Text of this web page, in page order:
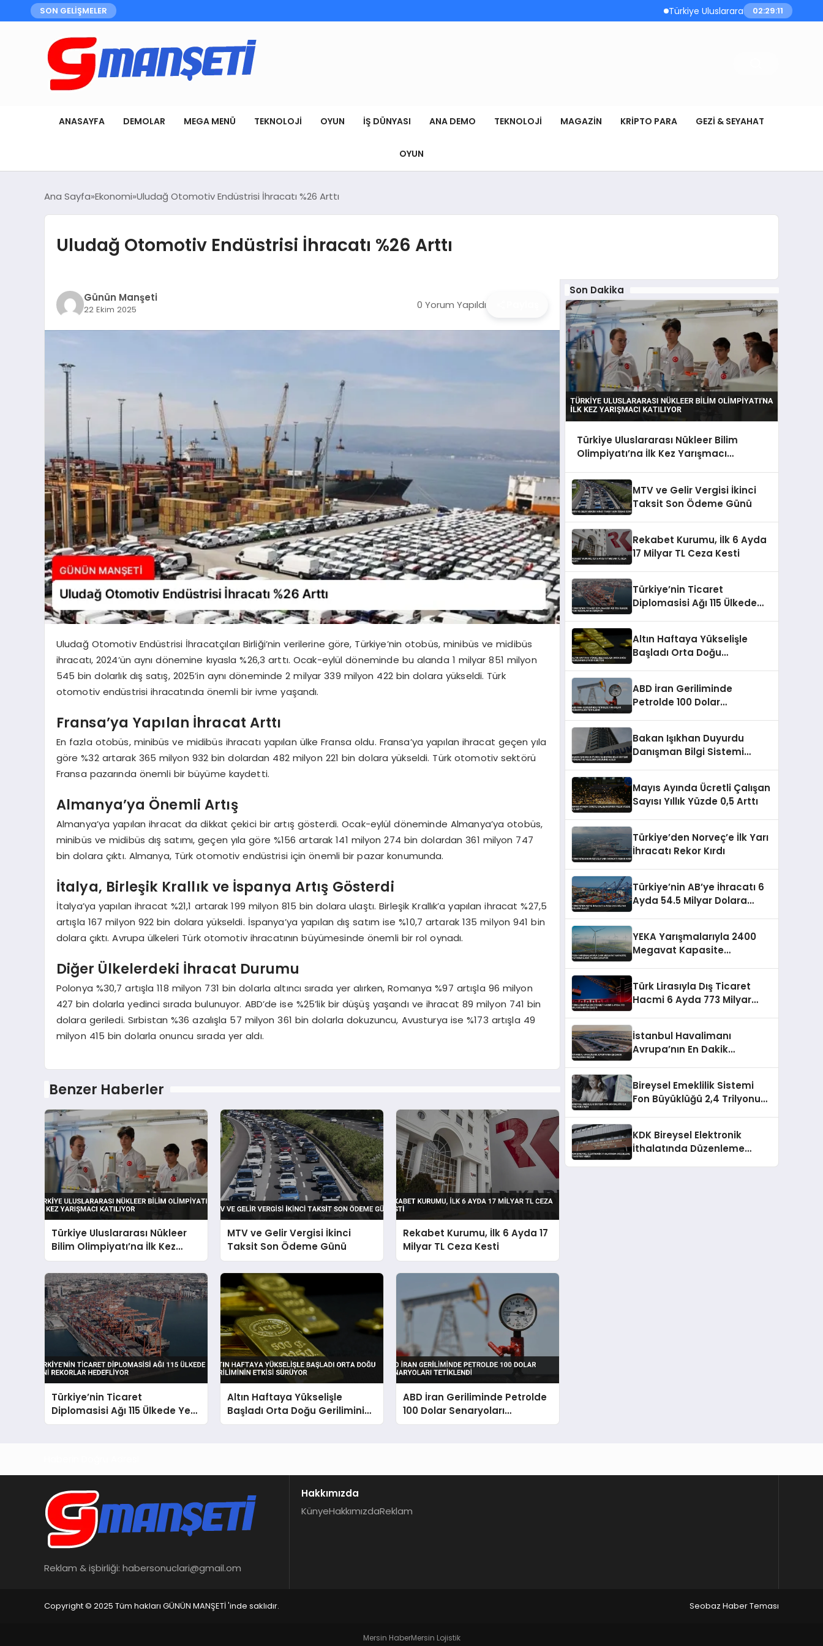
SON GELİŞMELER Türkiye Uluslararası Nükleer Bilim
02:29:12
ANASAYFA DEMOLAR MEGA MENÜ TEKNOLOJI OYUN İŞ DÜNYASI ANA DEMO TEKNOLOJI MAGAZIN KRIPTO PARA GEZI & SEYAHAT
OYUN
Ana Sayfa Ekonomi Uludağ Otomotiv Endüstrisi İhracatı %26 Arttı
Uludağ Otomotiv Endüstrisi İhracatı %26 Arttı
Günün Manşeti
22 Ekim 2025 0 Yorum Yapıldı
Uludağ Otomotiv Endüstrisi İhracatçıları Birliği’nin verilerine göre, Türkiye’nin otobüs, minibüs ve midibüs
ihracatı, 2024’ün aynı dönemine kıyasla %26,3 arttı. Ocak-eylül döneminde bu alanda 1 milyar 851 milyon
545 bin dolarlık dış satış, 2025’in aynı döneminde 2 milyar 339 milyon 422 bin dolara yükseldi. Türk
otomotiv endüstrisi ihracatında önemli bir ivme yaşandı.
Fransa’ya Yapılan İhracat Arttı
En fazla otobüs, minibüs ve midibüs ihracatı yapılan ülke Fransa oldu. Fransa’ya yapılan ihracat geçen yıla
göre %32 artarak 365 milyon 932 bin dolardan 482 milyon 221 bin dolara yükseldi. Türk otomotiv sektörü
Fransa pazarında önemli bir büyüme kaydetti.
Almanya’ya Önemli Artış
Almanya’ya yapılan ihracat da dikkat çekici bir artış gösterdi. Ocak-eylül döneminde Almanya’ya otobüs,
minibüs ve midibüs dış satımı, geçen yıla göre %156 artarak 141 milyon 274 bin dolardan 361 milyon 747
bin dolara çıktı. Almanya, Türk otomotiv endüstrisi için önemli bir pazar konumunda.
İtalya, Birleşik Krallık ve İspanya Artış Gösterdi
İtalya’ya yapılan ihracat %21,1 artarak 199 milyon 815 bin dolara ulaştı. Birleşik Krallık’a yapılan ihracat %27,5
artışla 167 milyon 922 bin dolara yükseldi. İspanya’ya yapılan dış satım ise %10,7 artarak 135 milyon 941 bin
dolara çıktı. Avrupa ülkeleri Türk otomotiv ihracatının büyümesinde önemli bir rol oynadı.
Diğer Ülkelerdeki İhracat Durumu
Polonya %30,7 artışla 118 milyon 731 bin dolarla altıncı sırada yer alırken, Romanya %97 artışla 96 milyon
427 bin dolarla yedinci sırada bulunuyor. ABD’de ise %25’lik bir düşüş yaşandı ve ihracat 89 milyon 741 bin
dolara geriledi. Sırbistan %36 azalışla 57 milyon 361 bin dolarla dokuzuncu, Avusturya ise %173 artışla 49
milyon 415 bin dolarla onuncu sırada yer aldı.
Benzer Haberler
Türkiye Uluslararası Nükleer
Bilim Olimpiyatı’na İlk Kez
Yarışmacı Katılıyor
MTV ve Gelir Vergisi İkinci
Taksit Son Ödeme Günü
Rekabet Kurumu, İlk 6 Ayda 17
Milyar TL Ceza Kesti
Türkiye’nin Ticaret
Diplomasisi Ağı 115 Ülkede Yeni
Rekorlar Hedefliyor
Altın Haftaya Yükselişle
Başladı Orta Doğu Geriliminin
Etkisi Sürüyor
ABD İran Geriliminde Petrolde
100 Dolar Senaryoları
Tetiklendi
Son Dakika
Türkiye Uluslararası Nükleer Bilim
Olimpiyatı’na İlk Kez Yarışmacı
MTV ve Gelir Vergisi İkinci
Taksit Son Ödeme Günü
Rekabet Kurumu, İlk 6 Ayda
17 Milyar TL Ceza Kesti
Türkiye’nin Ticaret
Diplomasisi Ağı 115 Ülkede
Altın Haftaya Yükselişle
Başladı Orta Doğu
ABD İran Geriliminde
Petrolde 100 Dolar
Bakan Işıkhan Duyurdu
Danışman Bilgi Sistemi
Mayıs Ayında Ücretli Çalışan
Sayısı Yıllık Yüzde 0,5 Arttı
Türkiye’den Norveç’e İlk Yarı
İhracatı Rekor Kırdı
Türkiye’nin AB’ye İhracatı 6
Ayda 54.5 Milyar Dolara
YEKA Yarışmalarıyla 2400
Megavat Kapasite
Türk Lirasıyla Dış Ticaret
Hacmi 6 Ayda 773 Milyar
İstanbul Havalimanı
Avrupa’nın En Dakik
Bireysel Emeklilik Sistemi
Fon Büyüklüğü 2,4 Trilyonu
KDK Bireysel Elektronik
İthalatında Düzenleme
Reklam & işbirliği: habersonuclari@gmail.om
Hakkımızda
KünyeHakkımızdaReklam
Copyright © 2025 Tüm hakları GÜNÜN MANŞETİ 'inde saklıdır. Seobaz Haber Teması
Mersin HaberMersin Lojistik